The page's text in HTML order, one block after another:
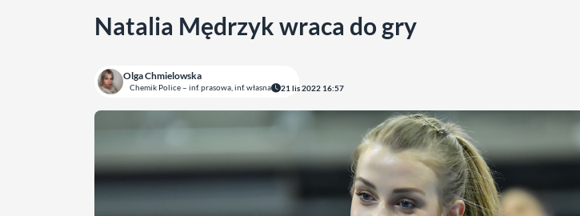
Natalia Mędrzyk wraca do gry
Olga Chmielowska
Chemik Police – inf. prasowa, inf. własna 21 lis 2022 16:57